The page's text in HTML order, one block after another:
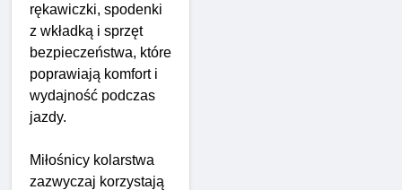
rękawiczki, spodenki
z wkładką i sprzęt
bezpieczeństwa, które
poprawiają komfort i
wydajność podczas
jazdy.
Miłośnicy kolarstwa
zazwyczaj korzystają